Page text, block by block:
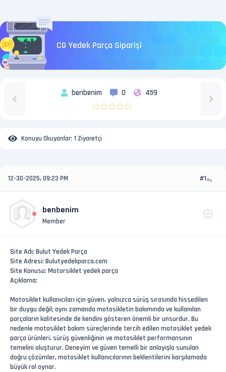
CG Yedek Parça Siparişi
benbenim 0 459
Konuyu Okuyanlar: 1 Ziyaretçi
12-30-2025, 09:23 PM #1
benbenim
Member
Site Adı: Bulut Yedek Parça
Site Adresi: Bulutyedekparca.com
Site Konusu: Motorsiklet yedek parça
Açıklama:
Motosiklet kullanıcıları için güven, yalnızca sürüş sırasında hissedilen
bir duygu değil; aynı zamanda motosikletin bakımında ve kullanılan
parçaların kalitesinde de kendini gösteren önemli bir unsurdur. Bu
nedenle motosiklet bakım süreçlerinde tercih edilen motosiklet yedek
parça ürünleri, sürüş güvenliğinin ve motosiklet performansının
temelini oluşturur. Deneyim ve güven temelli bir anlayışla sunulan
doğru çözümler, motosiklet kullanıcılarının beklentilerini karşılamada
büyük rol oynar.